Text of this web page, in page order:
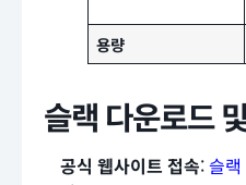
용량
슬랙 다운로드
공식 웹사이트 접속:슬